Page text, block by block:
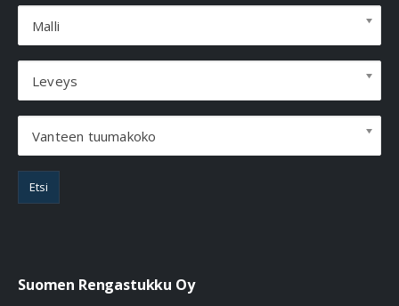
Malli
Leveys
Vanteen tuumakoko
Etsi
Suomen Rengastukku Oy